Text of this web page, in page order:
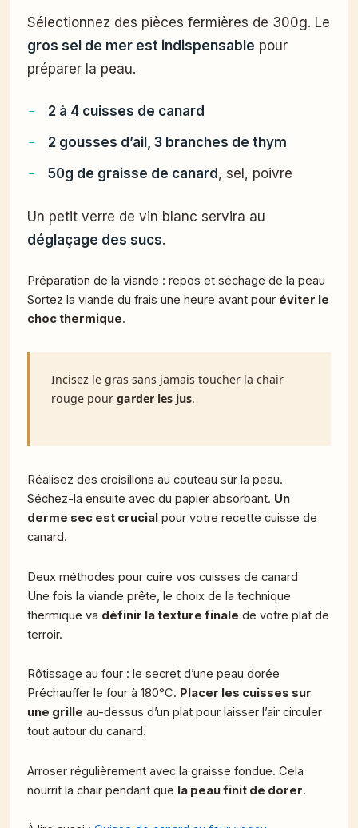
Sélectionnez des pièces fermières de 300g. Le
gros sel de mer est indispensable pour
préparer la peau.
2 à 4 cuisses de canard
2 gousses d’ail, 3 branches de thym
50g de graisse de canard, sel, poivre
Un petit verre de vin blanc servira au
déglaçage des sucs.
Préparation de la viande : repos et séchage de la peau
Sortez la viande du frais une heure avant pour éviter le
choc thermique.
Incisez le gras sans jamais toucher la chair
rouge pour garder les jus.
Réalisez des croisillons au couteau sur la peau.
Séchez-la ensuite avec du papier absorbant. Un
derme sec est crucial pour votre recette cuisse de
canard.
Deux méthodes pour cuire vos cuisses de canard
Une fois la viande prête, le choix de la technique
thermique va définir la texture finale de votre plat de
terroir.
Rôtissage au four : le secret d’une peau dorée
Préchauffer le four à 180°C. Placer les cuisses sur
une grille au-dessus d’un plat pour laisser l’air circuler
tout autour du canard.
Arroser régulièrement avec la graisse fondue. Cela
nourrit la chair pendant que la peau finit de dorer.